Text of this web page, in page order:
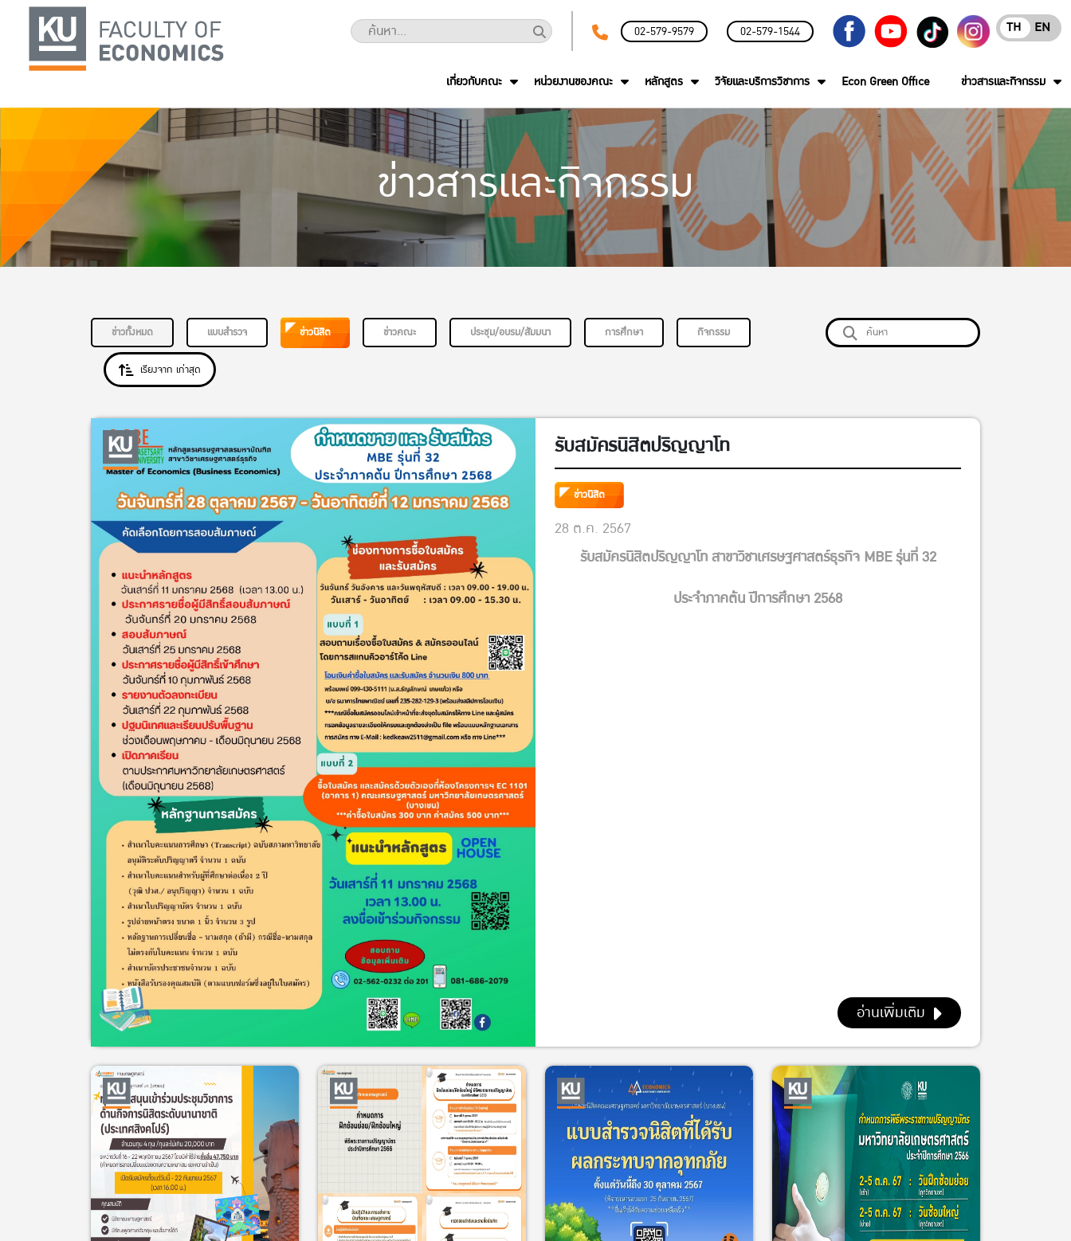
02-579-9579 02-579-1544 EN
TH
เกี่ยวกับคณะ หน่วยงานของคณะ หลักสูตร วิจัยและบริการวิชาการ Econ Green Office ข่าวสารและกิจกรรม
ข่าวสารและกิจกรรม
ข่าวทั้งหมด แบบสำรวจ ข่าวนิสิต ข่าวคณะ ประชุม/อบรม/สัมมนา การศึกษา กิจกรรม
เรียงจาก เก่าสุด
รับสมัครนิสิตปริญญาโท
ข่าวนิสิต
28 ต.ค. 2567
รับสมัครนิสิตปริญญาโท สาขาวิชาเศรษฐศาสตร์ธุรกิจ MBE รุ่นที่ 32
ประจำภาคต้น ปีการศึกษา 2568
อ่านเพิ่มเติม